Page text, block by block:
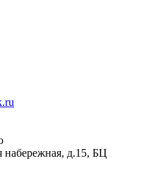
набережная, д.15, БЦ